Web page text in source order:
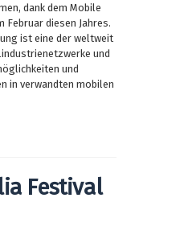
dank dem Mobile
Februar diesen Jahres.
ist eine der weltweit
und
und
in verwandten mobilen
Festival